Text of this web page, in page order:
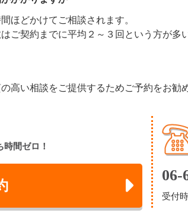
ほどかけてご相談されます。
ご契約までに平均２～３回という方が多
高い相談をご提供するためご予約をお勧
間ゼロ！
06-
受付